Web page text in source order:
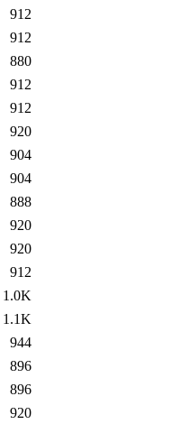
912
912
880
912
912
920
904
904
888
920
920
912
1.0K
1.1K
944
896
896
920